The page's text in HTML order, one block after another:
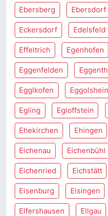
Ebersberg Ebersdorf
Eckersdorf Edelsfeld
Effeltrich Egenhofen
Eggenfelden
Egglkofen
Egling Egloffstein
Ehekirchen Ehingen
Eichenau Eichenbühl
Eichenried Eichstätt
Eisenburg Eisingen
Elfershausen Ellgau